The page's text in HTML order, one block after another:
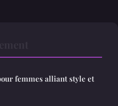
femmes alliant style et